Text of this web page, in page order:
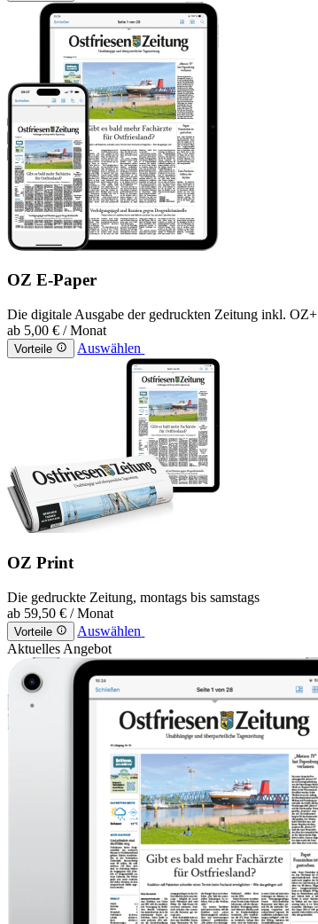
OZ E-Paper
Die digitale Ausgabe der gedruckten Zeitung inkl. OZ+
ab 5,00 € / Monat
Vorteile Auswählen
OZ Print
Die gedruckte Zeitung, montags bis samstags
ab 59,50 € / Monat
Vorteile
Auswählen
Aktuelles Angebot